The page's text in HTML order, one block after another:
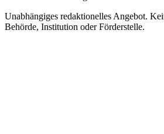
Unabhängiges redaktionelles Angebot.
Behörde, Institution oder Förderstelle.